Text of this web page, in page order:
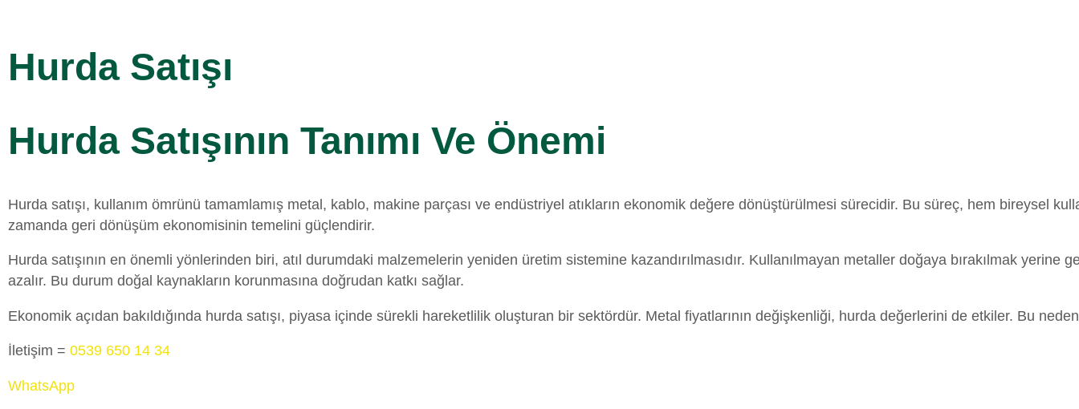
Hurda Satışı
Hurda Satışının Tanımı Ve Önemi
Hurda satışı, kullanım ömrünü tamamlamış metal, kablo, makine parçası ve endüstriyel atıkların ekonomik değere dönüştürülmesi sürecidir. Bu süreç, hem bireysel
zamanda geri dönüşüm ekonomisinin temelini güçlendirir.
Hurda satışının en önemli yönlerinden biri, atıl durumdaki malzemelerin yeniden üretim sistemine kazandırılmasıdır. Kullanılmayan metaller doğaya bırakılmak
azalır. Bu durum doğal kaynakların korunmasına doğrudan katkı sağlar.
Ekonomik açıdan bakıldığında hurda satışı, piyasa içinde sürekli hareketlilik oluşturan bir sektördür. Metal fiyatlarının değişkenliği, hurda değerlerini de etkiler. Bu
İletişim = 0539 650 14 34
WhatsApp